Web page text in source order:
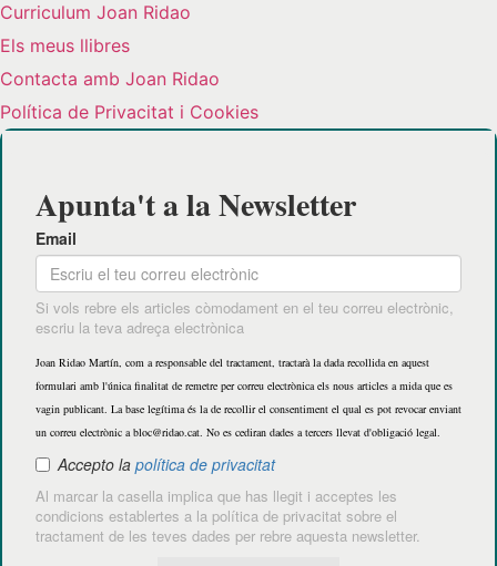
Curriculum Joan Ridao
Els meus llibres
Contacta amb Joan Ridao
Política de Privacitat i Cookies